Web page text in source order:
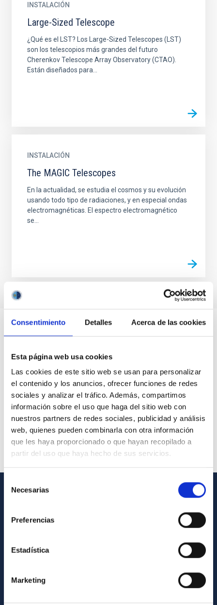
Consentimiento Detalles Acerca de las cookies
Esta página web usa cookies
Las cookies de este sitio web se usan para personalizar
el contenido y los anuncios, ofrecer funciones de redes
sociales y analizar el tráfico. Además, compartimos
información sobre el uso que haga del sitio web con
nuestros partners de redes sociales, publicidad y análisis
web, quienes pueden combinarla con otra información
que les haya proporcionado o que hayan recopilado a
partir del uso que haya hecho de sus servicios.
Necesarias
Preferencias
Estadística
Marketing
INSTALACIÓN
Large-Sized Telescope
¿Qué es el LST? Los Large-Sized Telescopes (LST)
son los telescopios más grandes del futuro
Cherenkov Telescope Array Observatory (CTAO).
Están diseñados para...
INSTALACIÓN
The MAGIC Telescopes
En la actualidad, se estudia el cosmos y su evolución
usando todo tipo de radiaciones, y en especial ondas
electromagnéticas. El espectro electromagnético
se...
Contacto
Directorio de personal
Registro general